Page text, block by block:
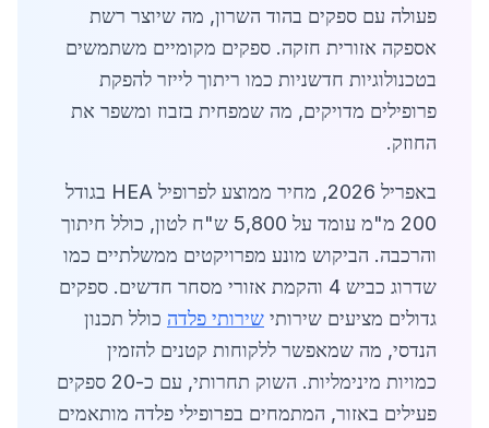
פעולה עם ספקים בהוד השרון, מה שיוצר רשת
אספקה אזורית חזקה. ספקים מקומיים משתמשים
בטכנולוגיות חדשניות כמו ריתוך לייזר להפקת
פרופילים מדויקים, מה שמפחית בזבוז ומשפר את
החוזק.
באפריל 2026, מחיר ממוצע לפרופיל HEA בגודל
200 מ"מ עומד על 5,800 ש"ח לטון, כולל חיתוך
והרכבה. הביקוש מונע מפרויקטים ממשלתיים כמו
שדרוג כביש 4 והקמת אזורי מסחר חדשים. ספקים
גדולים מציעים שירותי שירותי פלדה כולל תכנון
הנדסי, מה שמאפשר ללקוחות קטנים להזמין
כמויות מינימליות. השוק תחרותי, עם כ-20 ספקים
פעילים באזור, המתמחים בפרופילי פלדה מותאמים